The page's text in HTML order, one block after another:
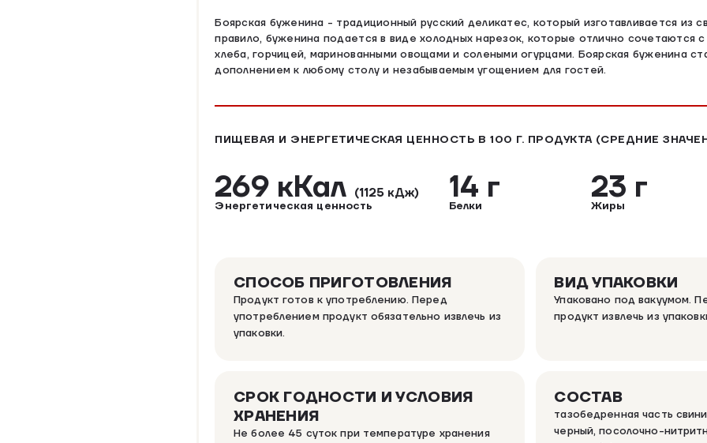
Боярская буженина - традиционный русский деликатес, который изготавливается из
правило, буженина подается в виде холодных нарезок, которые отлично сочетаются
хлеба, горчицей, маринованными овощами и солеными огурцами. Боярская буженина
дополнением к любому столу и незабываемым угощением для гостей.
ПИЩЕВАЯ И ЭНЕРГЕТИЧЕСКАЯ ЦЕННОСТЬ В 100 Г. ПРОДУКТА (СРЕДНИЕ
269 кКал (1125 кДж)
Энергетическая ценность
14 г
Белки
23 г
Жиры
СПОСОБ ПРИГОТОВЛЕНИЯ
Продукт готов к употреблению. Перед
употреблением продукт обязательно извлечь из
упаковки.
ВИД УПАКОВКИ
Упаковано под вакуумом.
продукт извлечь из
СРОК ГОДНОСТИ И УСЛОВИЯ
ХРАНЕНИЯ
Не более 45 суток при температуре хранения
СОСТАВ
тазобедренная часть
черный, посолочно-